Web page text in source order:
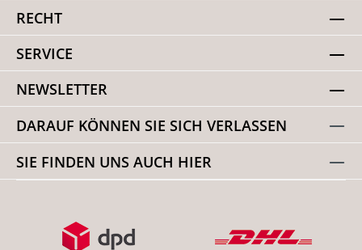
RECHT
SERVICE
NEWSLETTER
DARAUF KÖNNEN SIE SICH VERLASSEN
SIE FINDEN UNS AUCH HIER